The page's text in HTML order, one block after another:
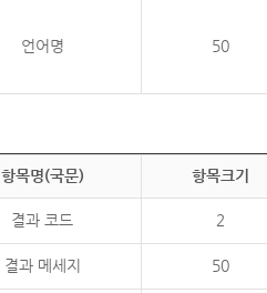
언어명 50
항목명(국문) 항목크기
결과 코드 2
결과 메세지 50